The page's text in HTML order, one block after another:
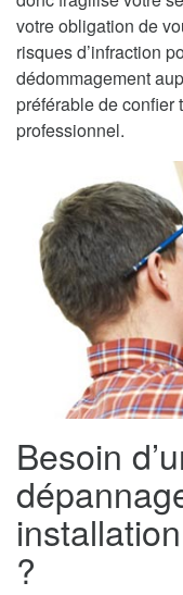
votre obligation de
risques d’infraction
dédommagement
préférable de confier
professionnel.
Besoin
?